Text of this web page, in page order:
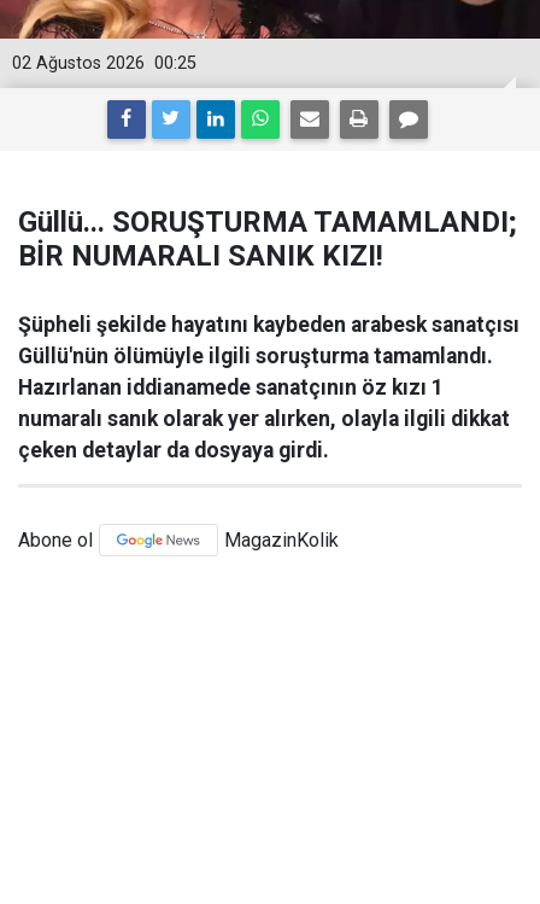
00:25
02 Ağustos 2026
Güllü... SORUŞTURMA TAMAMLANDI;
BİR NUMARALI SANIK KIZI!
Şüpheli şekilde hayatını kaybeden arabesk sanatçısı
Güllü'nün ölümüyle ilgili soruşturma tamamlandı.
Hazırlanan iddianamede sanatçının öz kızı 1
numaralı sanık olarak yer alırken, olayla ilgili dikkat
çeken detaylar da dosyaya girdi.
Abone ol MagazinKolik